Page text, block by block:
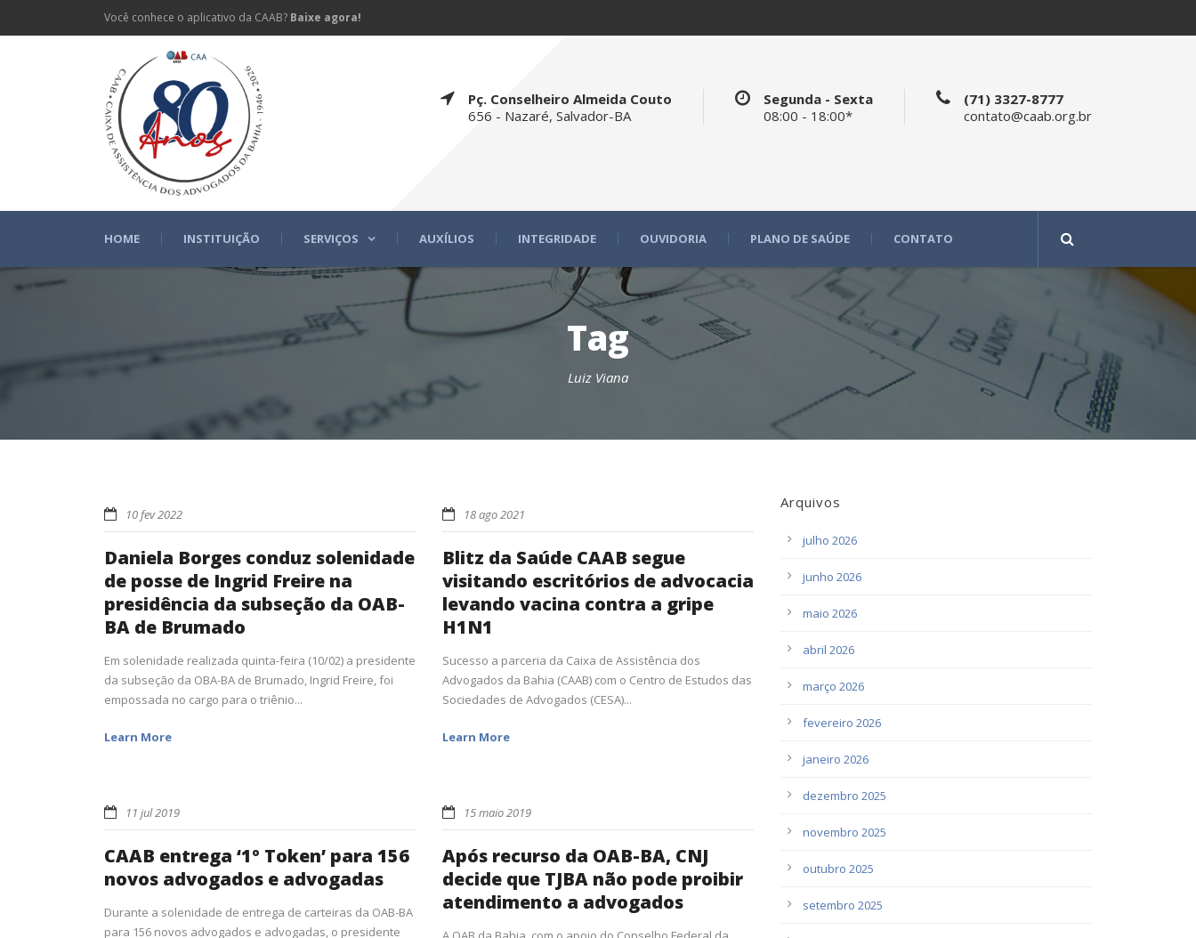
Você conhece o aplicativo da CAAB? Baixe agora!
Pç. Conselheiro Almeida Couto
656 - Nazaré, Salvador-BA
Segunda - Sexta
08:00 - 18:00*
(71) 3327-8777
contato@caab.org.br
HOME INSTITUIÇÃO SERVIÇOS AUXÍLIOS INTEGRIDADE OUVIDORIA PLANO DE SAÚDE CONTATO
Tag
Luiz Viana
10 fev 2022
Daniela Borges conduz solenidade
de posse de Ingrid Freire na
presidência da subseção da OAB-
BA de Brumado
Em solenidade realizada quinta-feira (10/02) a presidente
da subseção da OBA-BA de Brumado, Ingrid Freire, foi
empossada no cargo para o triênio...
Learn More
18 ago 2021
Blitz da Saúde CAAB segue
visitando escritórios de advocacia
levando vacina contra a gripe
H1N1
Sucesso a parceria da Caixa de Assistência dos
Advogados da Bahia (CAAB) com o Centro de Estudos das
Sociedades de Advogados (CESA)...
Learn More
11 jul 2019
CAAB entrega ‘1º Token’ para 156
novos advogados e advogadas
Durante a solenidade de entrega de carteiras da OAB-BA
para 156 novos advogados e advogadas, o presidente
15 maio 2019
Após recurso da OAB-BA, CNJ
decide que TJBA não pode proibir
atendimento a advogados
Arquivos
julho 2026
junho 2026
maio 2026
abril 2026
março 2026
fevereiro 2026
janeiro 2026
dezembro 2025
novembro 2025
outubro 2025
setembro 2025